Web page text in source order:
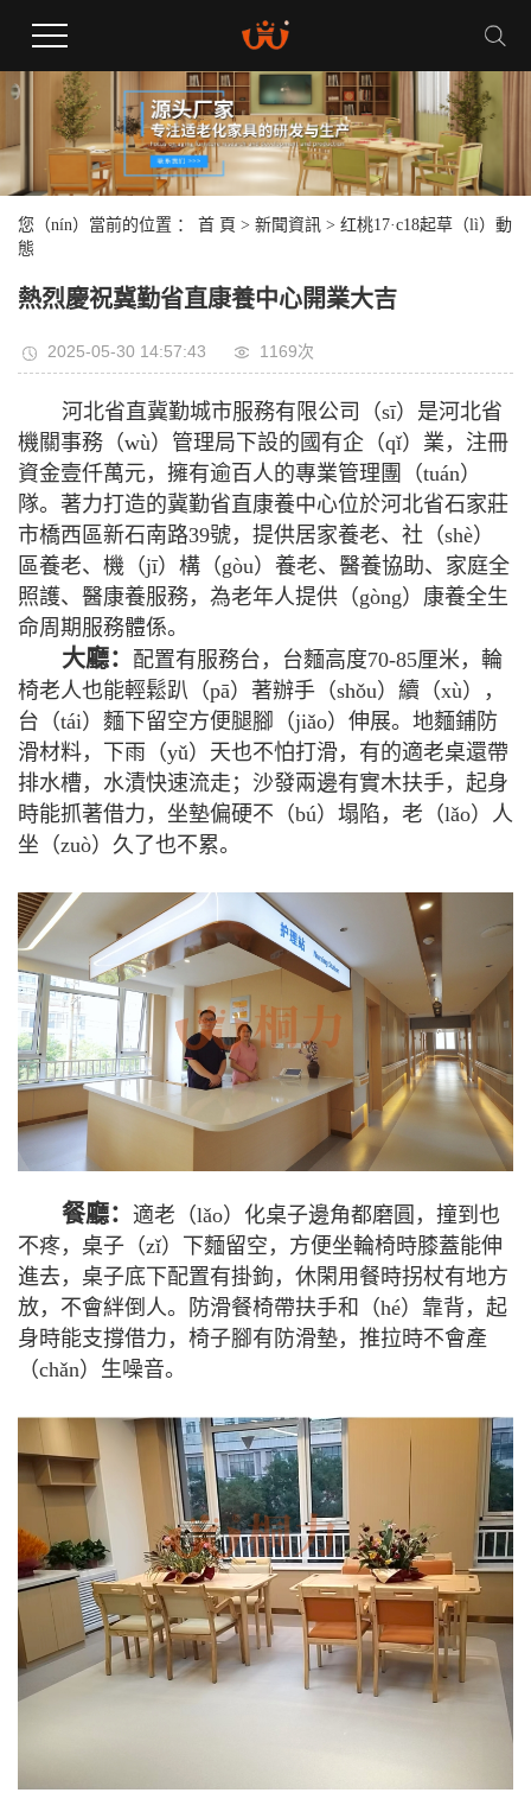
您（nín）當前的位置 ： 首 頁 > 新聞資訊 > 红桃17·c18起草（lì）動
態
熱烈慶祝冀勤省直康養中心開業大吉
2025-05-30 14:57:43 1169次
河北省直冀勤城市服務有限公司（sī）是河北省
機關事務（wù）管理局下設的國有企（qǐ）業，注冊
資金壹仟萬元，擁有逾百人的專業管理團（tuán）
隊。著力打造的冀勤省直康養中心位於河北省石家莊
市橋西區新石南路39號，提供居家養老、社（shè）
區養老、機（jī）構（gòu）養老、醫養協助、家庭全
照護、醫康養服務，為老年人提供（gòng）康養全生
命周期服務體係。
大廳： 配置有服務台，台麵高度70-85厘米，輪
椅老人也能輕鬆趴（pā）著辦手（shǒu）續（xù），
台（tái）麵下留空方便腿腳（jiǎo）伸展。地麵鋪防
滑材料，下雨（yǔ）天也不怕打滑，有的適老桌還帶
排水槽，水漬快速流走；沙發兩邊有實木扶手，起身
時能抓著借力，坐墊偏硬不（bú）塌陷，老（lǎo）人
坐（zuò）久了也不累。
餐廳： 適老（lǎo）化桌子邊角都磨圓，撞到也
不疼，桌子（zǐ）下麵留空，方便坐輪椅時膝蓋能伸
進去，桌子底下配置有掛鉤，休閑用餐時拐杖有地方
放，不會絆倒人。防滑餐椅帶扶手和（hé）靠背，起
身時能支撐借力，椅子腳有防滑墊，推拉時不會產
（chǎn）生噪音。